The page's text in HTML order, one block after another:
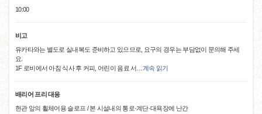
10:00
비고
유카타와는 별도로 실내복도 준비하고 있으므로, 요구의 경우는 부담없이 문의해 주세
요.
1F 로비에서 아침 식사 후 커피, 어린이 음료 서
계속 읽기
배리어 프리 대응
현관 앞의 휠체어용 슬로프 / 본 시설내의 통로·계단·대욕장에 난간